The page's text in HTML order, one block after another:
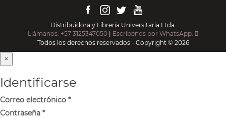
Distribuidora y Librería Universitaria Ltda.
Llámanos: +57 3125347050 | Escríbenos por WhatsApp:
Todos los derechos reservados - Copyright © 2026
×
Identificarse
Correo electrónico *
Contraseña *